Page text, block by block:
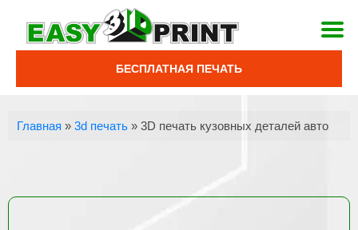
БЕСПЛАТНАЯ ПЕЧАТЬ
Главная »3d печать »3D печать кузовных деталей авто